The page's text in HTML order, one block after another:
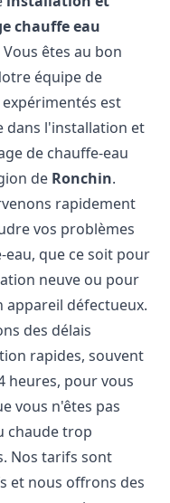
chauffe eau
Vous êtes au bon
équipe de
est
dans l'installation et
de chauffe-eau
de Ronchin.
rapidement
vos problèmes
eau, que ce soit pour
neuve ou pour
appareil défectueux.
des délais
rapides, souvent
heures, pour vous
vous n'êtes pas
chaude trop
Nos tarifs sont
et nous offrons des